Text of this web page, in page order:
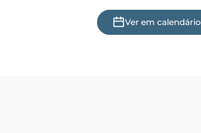
Ver em calendário